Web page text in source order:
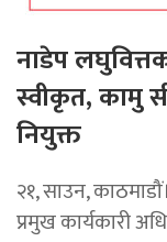
नाडेप
स्वीकृत, कामु
नियुक्त
२१, साउन,
प्रमुख कार्यकारी